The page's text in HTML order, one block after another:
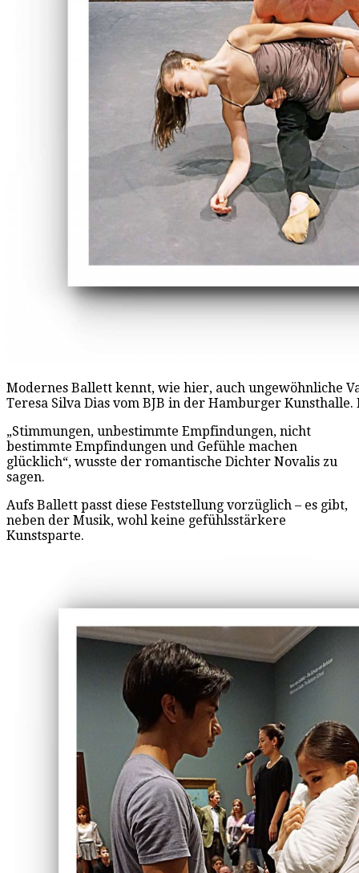
Modernes Ballett kennt, wie hier, auch ungewöhnliche
Teresa Silva Dias vom BJB in der Hamburger Kunsthalle.
„Stimmungen, unbestimmte Empfindungen, nicht
bestimmte Empfindungen und Gefühle machen
glücklich“, wusste der romantische Dichter Novalis zu
sagen.
Aufs Ballett passt diese Feststellung vorzüglich – es gibt,
neben der Musik, wohl keine gefühlsstärkere
Kunstsparte.